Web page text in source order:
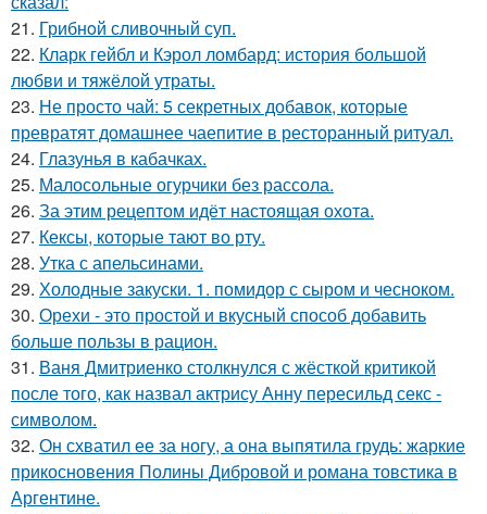
21. Грибнoй сливочный суп.
22. Кларк гейбл и Кэрол ломбард: история большой
любви и тяжёлой утраты.
23. Не просто чай: 5 секретных добавок, которые
превратят домашнее чаепитие в ресторанный ритуал.
24. Глазунья в кабачках.
25. Малосольные огурчики без рассола.
26. За этим рецептом идёт настоящая охота.
27. Кексы, которые тают во рту.
28. Утка с апельсинами.
29. Холодные закуски. 1. помидор с сыром и чесноком.
30. Орехи - это простой и вкусный способ добавить
больше пользы в рацион.
31. Ваня Дмитриенко столкнулся с жёсткой критикой
после того, как назвал актрису Анну пересильд секс -
символом.
32. Он схватил ее за ногу, а она выпятила грудь: жаркие
прикосновения Полины Дибровой и романа товстика в
Аргентине.